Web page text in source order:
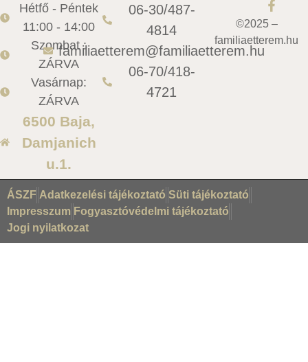
Hétfő - Péntek
11:00 - 14:00
Szombat :
ZÁRVA
Vasárnap:
ZÁRVA
6500 Baja,
Damjanich
u.1.
06-30/487-
4814
familiaetterem@familiaetterem.hu
06-70/418-
4721
©2025 –
familiaetterem.hu
ÁSZF Adatkezelési tájékoztató Süti tájékoztató
Impresszum Fogyasztóvédelmi tájékoztató
Jogi nyilatkozat